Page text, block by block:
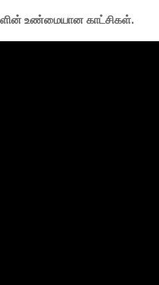
உண்மையான காட்சிகள்.